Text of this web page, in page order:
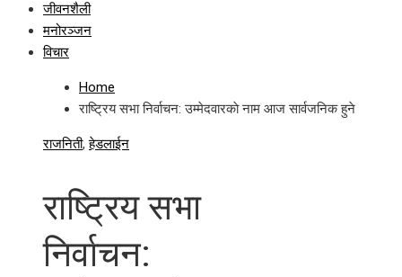
जीवनशैली
मनोरञ्जन
विचार
Home
राष्ट्रिय सभा निर्वाचन: उम्मेदवारकाे नाम आज सार्वजनिक हुने
राजनिती,हेडलाईन
राष्ट्रिय सभा
निर्वाचन: